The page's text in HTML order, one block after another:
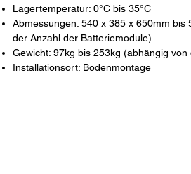
Lagertemperatur: 0°C bis 35°C
Abmessungen: 540 x 385 x 650mm
der Anzahl der Batteriemodule)
Gewicht: 97kg bis 253kg (abhängig
Installationsort: Bodenmontage